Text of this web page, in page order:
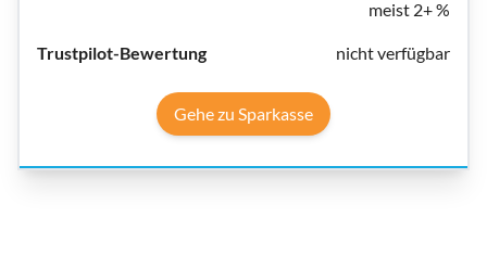
meist 2+ %
nicht verfügbar
Gehe zu Sparkasse